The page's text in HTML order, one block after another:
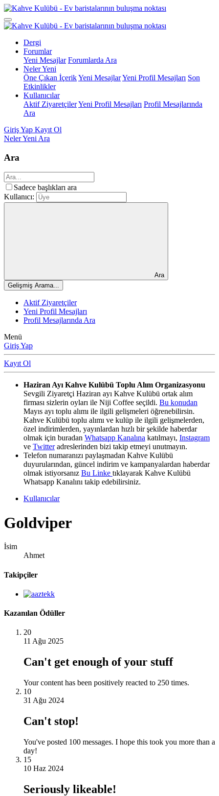
Dergi
Forumlar
Yeni Mesajlar Forumlarda Ara
Neler Yeni
Öne Çıkan İçerikYeni MesajlarYeni Profil Mesajları Son
Etkinlikler
Kullanıcılar
Aktif ZiyaretçilerYeni Profil Mesajları Profil Mesajlarında
Ara
Giriş Yap Kayıt Ol
Neler Yeni Ara
Ara
Sadece başlıkları ara
Kullanıcı:
Ara
Gelişmiş Arama...
Aktif Ziyaretçiler
Yeni Profil Mesajları
Profil Mesajlarında Ara
Menü
Giriş Yap
Kayıt Ol
Haziran Ayı Kahve Kulübü Toplu Alım Organizasyonu
Sevgili Ziyaretçi Haziran ayı Kahve Kulübü ortak alım
firması sizlerin oyları ile Niji Coffee seçildi. Bu konudan
Mayıs ayı toplu alımı ile ilgili gelişmeleri öğrenebilirsin.
Kahve Kulübü toplu alımı ve kulüp ile ilgili gelişmelerden,
özel indirimlerden, yayınlardan hızlı bir şekilde haberdar
olmak için buradan Whatsapp Kanalına katılmayı, Instagram
ve Twitteradreslerinden bizi takip etmeyi unutmayın.
Telefon numaranızı paylaşmadan Kahve Kulübü
duyurularından, güncel indirim ve kampanyalardan haberdar
olmak istiyorsanız Bu Linke tıklayarak Kahve Kulübü
Whatsapp Kanalını takip edebilirsiniz.
Kullanıcılar
Goldviper
İsim
Ahmet
Takipçiler
Kazanılan Ödüller
20
11 Ağu 2025
Can't get enough of your stuff
Your content has been positively reacted to 250 times.
10
31 Ağu 2024
Can't stop!
You've posted 100 messages. I hope this took you more than a
day!
15
10 Haz 2024
Seriously likeable!